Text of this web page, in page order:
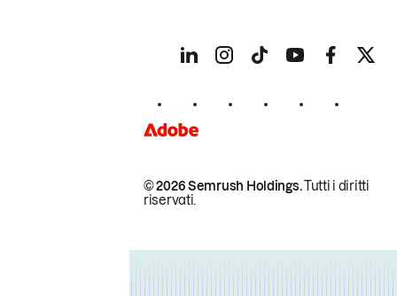
© 2026 Semrush Holdings.Tutti i diritti
riservati.